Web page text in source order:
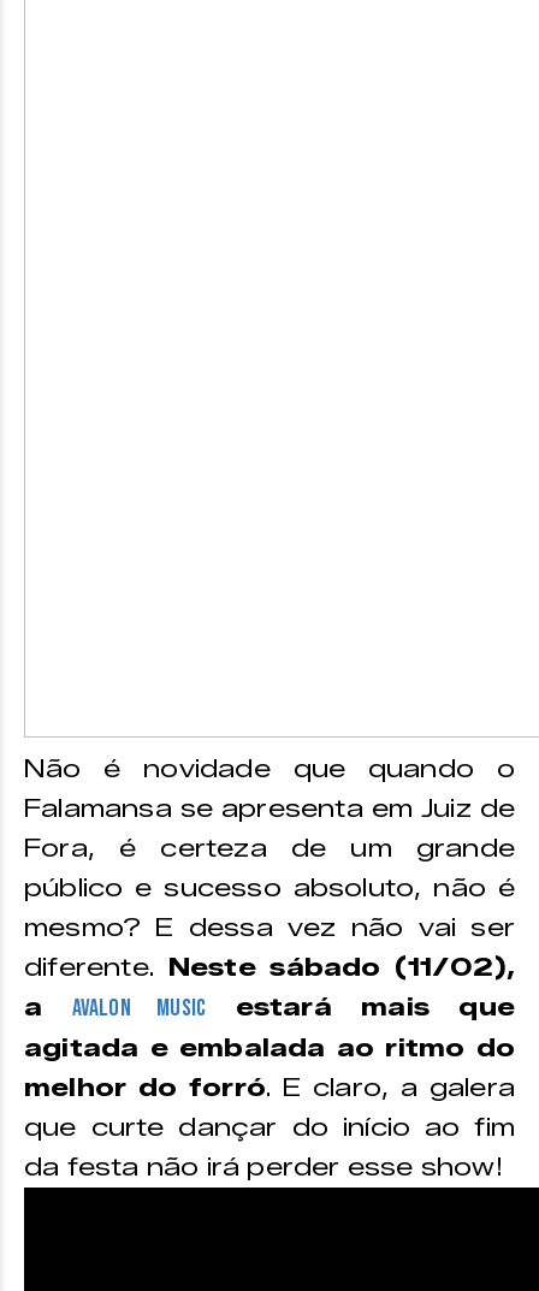
Não é novidade que quando o
Falamansa se apresenta em Juiz de
Fora, é certeza de um grande
público e sucesso absoluto, não é
mesmo? E dessa vez não vai ser
diferente. Neste sábado (11/02),
a Avalon Music estará mais que
agitada e embalada ao ritmo do
melhor do forró. E claro, a galera
que curte dançar do início ao fim
da festa não irá perder esse show!